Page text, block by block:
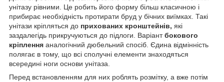
унітазу рівними. Це робить його форму більш класичною і
прибирає необхідність протирати бруд у бічних виїмках. Такі
унітази кріпляться до прихованих кронштейнів, які
заздалегідь прикручуються до підлоги. Варіантбокового
кріплення аналогічний дюбельний спосіб. Єдина відмінність
полягає в тому, що всі сполучні елементи знаходяться
всередині ноги основи унітаза.
Перед встановленням для них роблять розмітку, а вже потім